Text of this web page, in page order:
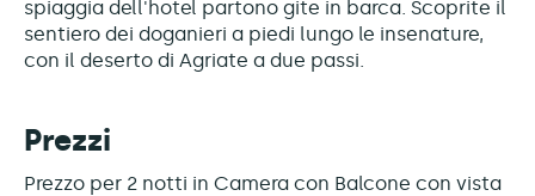
spiaggia dell'hotel partono gite in barca. Scoprite il
sentiero dei doganieri a piedi lungo le insenature,
con il deserto di Agriate a due passi.
Prezzi
Prezzo per 2 notti in Camera con Balcone con vista